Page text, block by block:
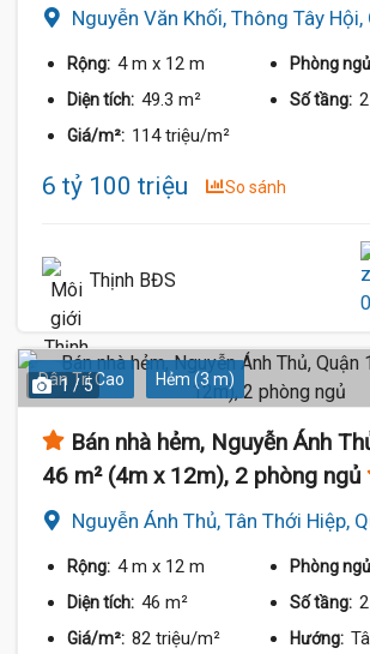
Nguyễn Văn Khối, Thông Tây Hội,
Rộng: 4 m x 12 m Phòng
Diện tích: 49.3 m² Số tầng:
Giá/m²: 114 triệu/m²
6 tỷ 100 triệu So sánh
Thịnh BĐS
Dân Trí Cao Hẻm (3 m)
1 / 5
Bán nhà hẻm, Nguyễn Ánh
46 m² (4m x 12m), 2 phòng ngủ
Nguyễn Ánh Thủ, Tân Thới Hiệp,
Rộng: 4 m x 12 m Phòng
Diện tích: 46 m² Số tầng:
Giá/m²: 82 triệu/m² Hướng: